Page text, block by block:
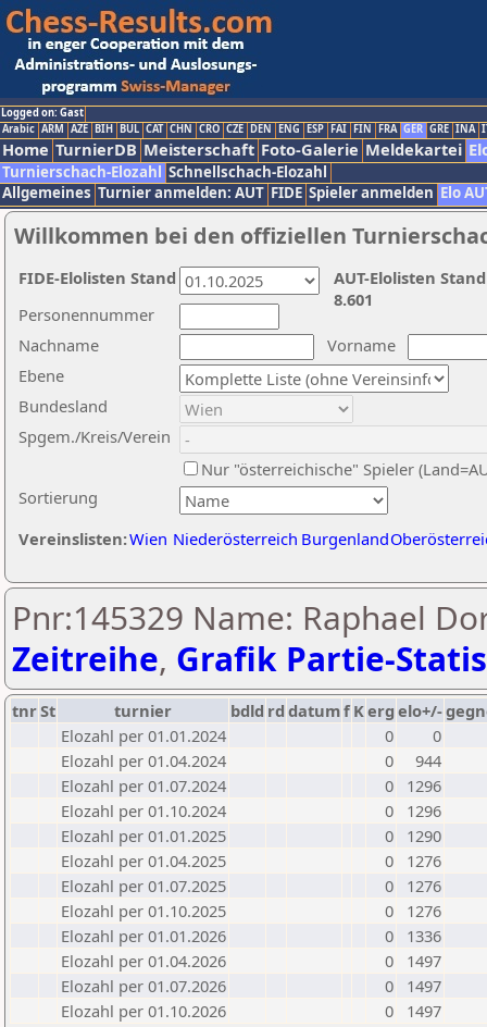
Logged on: Gast
Arabic ARM AZE BIH BUL CAT CHN CRO CZE DEN ENG ESP FAI FIN FRA GER GRE INA
Home TurnierDB Meisterschaft Foto-Galerie Meldekartei
Turnierschach-Elozahl Schnellschach-Elozahl
Allgemeines Turnier anmelden: AUT FIDE Spieler anmelden Elo
Willkommen bei den offiziellen
Nachname
Vorname
Ebene
Sortierung
Personennummer
Bundesland
Spgem./Kreis/Verein
Nur "österreichische" Spieler
Vereinslisten:Wien Niederösterreich Burgenland
AUT-Elolisten
8.601
FIDE-Elolisten Stand
Pnr:145329 Name: Raphael
Zeitreihe, Grafik Partie-
tnrSt turnier bdld rd datumf Kerg elo+/-
Elozahl per 01.01.2024
0
0
Elozahl per 01.04.2024
0
944
Elozahl per 01.07.2024
0
1296
Elozahl per 01.10.2024
0
1296
Elozahl per 01.01.2025
0
1290
Elozahl per 01.04.2025
0
1276
Elozahl per 01.07.2025
0
1276
Elozahl per 01.10.2025
0
1276
Elozahl per 01.01.2026
0
1336
Elozahl per 01.04.2026
0
1497
Elozahl per 01.07.2026
0
1497
Elozahl per 01.10.2026
0 1497